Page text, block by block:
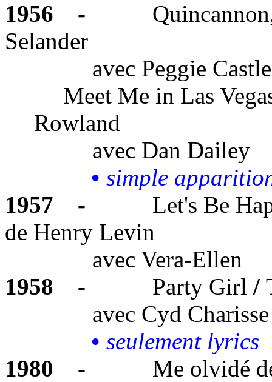
1956
-
Selander
avec Peggie Castle
Meet Me in Las
Rowland
avec Dan Dailey
• simple
1957
-
Let's Be
de Henry Levin
avec Vera-Ellen
1958
- Party Girl /
avec Cyd Charisse
• seulement lyrics
1980
-
Me olvidé